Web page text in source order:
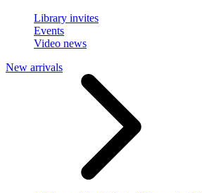
Library invites
Events
Video news
New arrivals